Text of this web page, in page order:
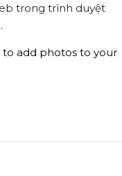
trong trình duyệt
add photos to your